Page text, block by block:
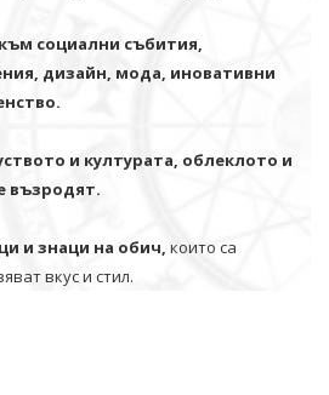
социални събития,
дизайн, мода, иновативни
и културата, облеклото и
възродят.
и знаци на обич, които са
вкус и стил.